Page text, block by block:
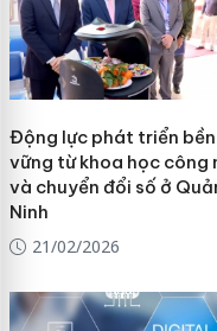
Động lực phát triển bền
vững từ khoa học công
và chuyển đổi số ở
Ninh
21/02/2026